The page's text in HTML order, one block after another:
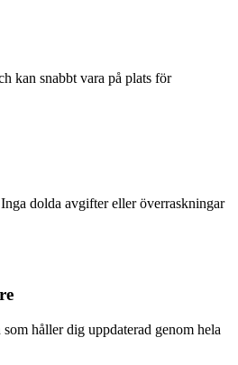
kan snabbt vara på plats för
dolda avgifter eller överraskningar
håller dig uppdaterad genom hela